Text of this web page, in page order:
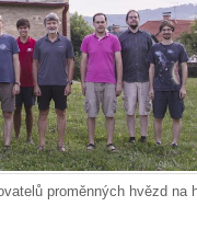
proměnných hvězd na